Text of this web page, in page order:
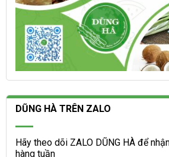
DŨNG HÀ TRÊN ZALO
Hãy theo dõi ZALO DŨNG HÀ để
hàng tuần